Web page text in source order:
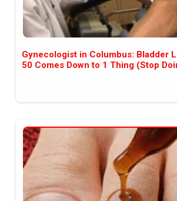
Gynecologist in Columbus: Bladder
50 Comes Down to 1 Thing (Stop